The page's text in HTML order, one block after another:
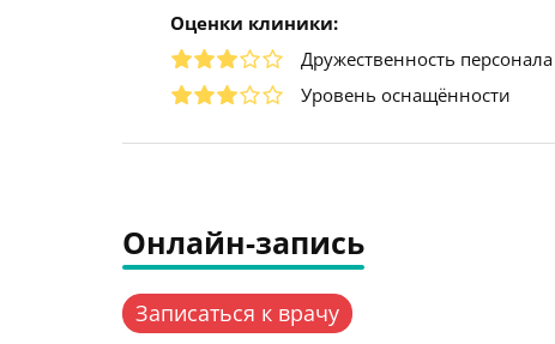
Оценки клиники:
Дружественность персонала
Уровень оснащённости
Онлайн-запись
Записаться к врачу